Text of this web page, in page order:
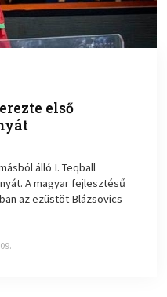
első
álló I. Teqball
A magyar fejlesztésű
az ezüstöt Blázsovics